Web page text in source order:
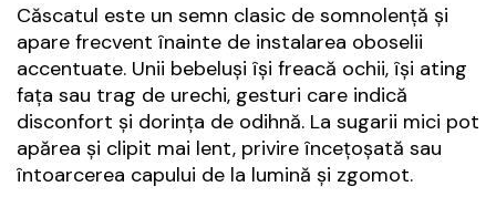
Căscatul este un semn clasic de somnolență și
apare frecvent înainte de instalarea oboselii
accentuate. Unii bebeluși își freacă ochii, își ating
fața sau trag de urechi, gesturi care indică
disconfort și dorința de odihnă. La sugarii mici pot
apărea și clipit mai lent, privire încețoșată sau
întoarcerea capului de la lumină și zgomot.